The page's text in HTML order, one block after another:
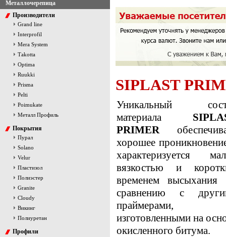
Металлочерепица
Производители
Grand line
Interprofil
Mera System
Тakotta
Optima
Ruukki
Prisma
Pelti
Poimukate
Металл Профиль
Покрытия
Пурал
Solano
Velur
Пластизол
Полиэстер
Granite
Cloudy
Викинг
Полиуретан
Профили
SIPLAST
Уникальный
материала
PRIMER
хорошее
характеризуется
вязкостью и
временем высыхания
сравнению с
праймерами,
изготовленными на
окисленного битума.